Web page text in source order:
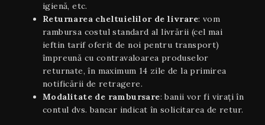
igienă, etc.
Returnarea cheltuielilor de livrare: vom
rambursa costul standard al livrării (cel mai
ieftin tarif oferit de noi pentru transport)
împreună cu contravaloarea produselor
returnate, în maximum 14 zile de la primirea
notificării de retragere.
Modalitate de rambursare: banii vor fi virați în
contul dvs. bancar indicat în solicitarea de retur.